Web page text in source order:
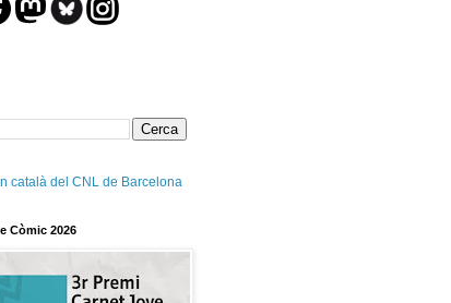
català del CNL de Barcelona
Còmic 2026